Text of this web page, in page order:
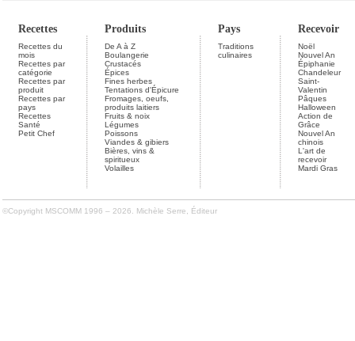
Recettes Produits Pays Recevoir
Recettes du
mois
Recettes par
catégorie
Recettes par
produit
Recettes par
pays
Recettes
Santé
Petit Chef
De A à Z
Boulangerie
Crustacés
Épices
Fines herbes
Tentations d'Épicure
Fromages, oeufs,
produits laitiers
Fruits & noix
Légumes
Poissons
Viandes & gibiers
Bières, vins &
spiritueux
Volailles
Traditions
culinaires
Noël
Nouvel An
Épiphanie
Chandeleur
Saint-
Valentin
Pâques
Halloween
Action de
Grâce
Nouvel An
chinois
L'art de
recevoir
Mardi Gras
©Copyright MSCOMM 1996 – 2026. Michèle Serre, Éditeur